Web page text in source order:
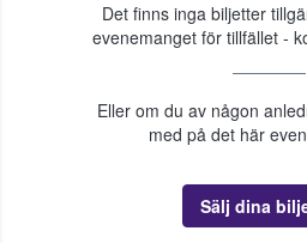
Det finns inga biljetter
evenemanget för tillfället -
Eller om du av någon
med på det här
Sälj dina